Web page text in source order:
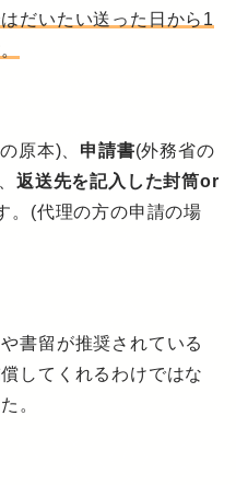
だいたい送った日から1
原本)、 申請書(外務省の
返送先を記入した封筒or
。(代理の方の申請の場
書留が推奨されている
してくれるわけではな
。